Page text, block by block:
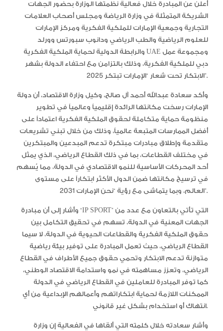
أعلن عن المبادرة خلال فعالية نظمتها الوزارة بحضور الجهات
الشريكة المتمثلة في وزارة الرياضة ومجلس أصحاب العلامات
التجارية وجمعية الإمارات للملكية الفكرية ومركز الإمارات
للعلوم الرياضية والطب الرياضي ودانوب سبورتس وورلد
والرابطة الدولية لحماية الملكية الفكرية UAE ومجموعة عمل
دبي للملكية الفكرية، وذلك بالتزامن مع احتفاء الدولة بشهر
الابتكار تحت شعار “الإمارات تبتكر 2025”.
وأكد سعادة عبدالله أحمد آل صالح، وكيل وزارة الاقتصاد، أن دولة
الإمارات رسخت مكانتها الرائدة إقليمياً وعالمياً في تطوير
منظومة حماية متكاملة لحقوق الملكية الفكرية اعتماداً على
أفضل الممارسات المتبعة عالمياً، وذلك من خلال تبني تشريعات
متقدمة وإطلاق مبادرات مبتكرة تدعم المبدعين والمبتكرين
في مختلف القطاعات، بما في ذلك القطاع الرياضي، الذي يمثل
أحد المحركات الأساسية للنمو الاقتصادي في الدولة، مما يُسهم
في ترسيخ مكانتها ضمن الدول الأكثر ابتكاراً على مستوى
العالم، وبما يتماشى مع رؤية “نحن الإمارات 2031”.
وأشار إلى أن مبادرة “IP SPORT” التي تأتي بالتعاون مع عدد من
الجهات المعنية في الدولة، تسهم في تحقيق التكامل بين
حقوق الملكية الفكرية والقطاعات الحيوية في الدولة، لا سيما
القطاع الرياضي، حيث تعمل المبادرة على توفير بيئة رياضية
متوازنة تدعم الابتكار وتحمي حقوق جميع الأطراف في القطاع
الرياضي، وتعزز مساهمته في نمو واستدامة الاقتصاد الوطني،
كما توفر المبادرة للعاملين في القطاع الرياضي في الدولة
الممكنات اللازمة لحماية ابتكاراتهم وأعمالهم الإبداعية من أي
انتهاك أو استخدام بشكل غير قانوني.
وأشار سعادته خلال كلمته التي ألقاها في الفعالية إن وزارة